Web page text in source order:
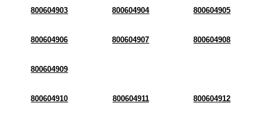
800604903 800604904 800604905
800604906 800604907 800604908
800604909
800604910 800604911 800604912